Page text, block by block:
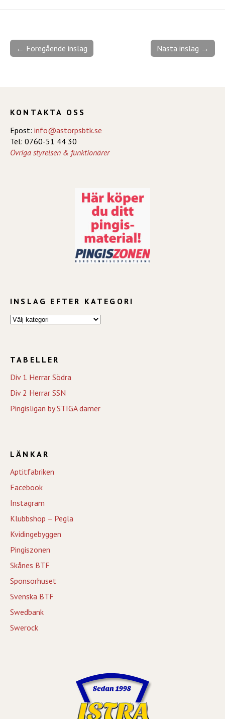
Nästa inslag →
← Föregående inslag
KONTAKTA OSS
Epost: info@astorpsbtk.se
Tel: 0760-51 44 30
Övriga styrelsen & funktionärer
INSLAG EFTER KATEGORI
TABELLER
Div 1 Herrar Södra
Div 2 Herrar SSN
Pingisligan by STIGA damer
LÄNKAR
Aptitfabriken
Facebook
Instagram
Klubbshop – Pegla
Kvidingebyggen
Pingiszonen
Skånes BTF
Sponsorhuset
Svenska BTF
Swedbank
Swerock